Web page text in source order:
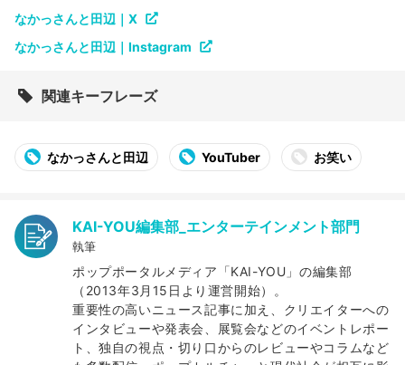
なかっさんと田辺｜X
なかっさんと田辺｜Instagram
関連キーフレーズ
なかっさんと田辺 YouTuber お笑い
KAI-YOU編集部_エンターテインメント部門
執筆
ポップポータルメディア「KAI-YOU」の編集部
（2013年3月15日より運営開始）。
重要性の高いニュース記事に加え、クリエイターへの
インタビューや発表会、展覧会などのイベントレポー
ト、独自の視点・切り口からのレビューやコラムなど